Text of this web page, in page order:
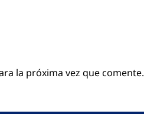
la próxima vez que comente.